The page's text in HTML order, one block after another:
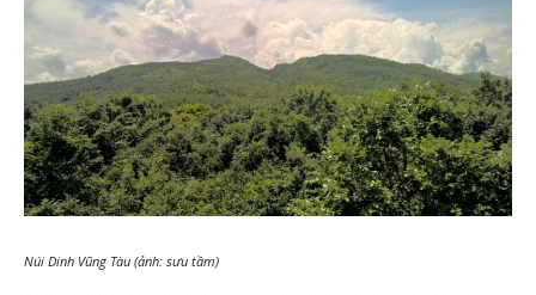
Núi Dinh Vũng Tàu (ảnh: sưu tầm)